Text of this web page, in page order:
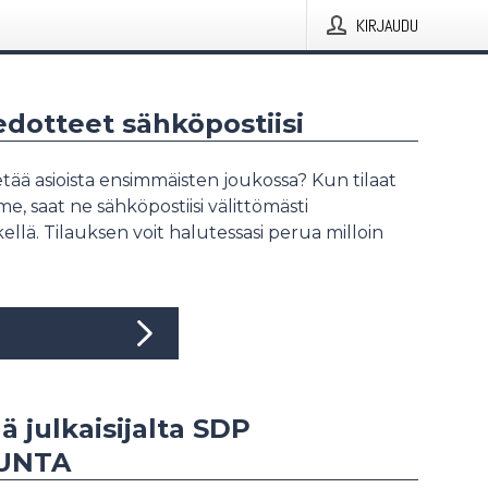
KIRJAUDU
sähköpostiisi
asioista ensimmäisten joukossa? Kun tilaat
saat ne sähköpostiisi välittömästi
Tilauksen voit halutessasi perua milloin
julkaisijalta SDP